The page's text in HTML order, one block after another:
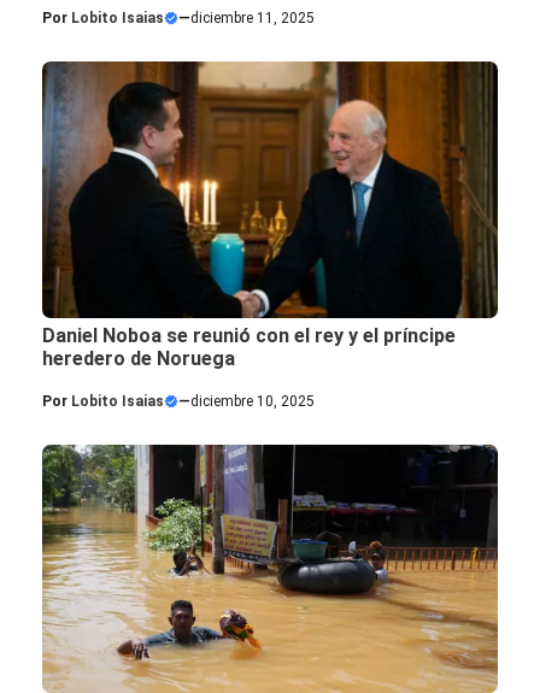
Por Lobito Isaias —diciembre 11, 2025
Daniel Noboa se reunió con el rey y el príncipe
heredero de Noruega
Por Lobito Isaias —diciembre 10, 2025